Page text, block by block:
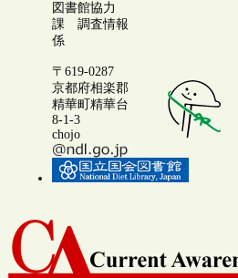
図書館協力
課 調査情報
係
〒619-0287
京都府相楽郡
精華町精華台
8-1-3
chojo